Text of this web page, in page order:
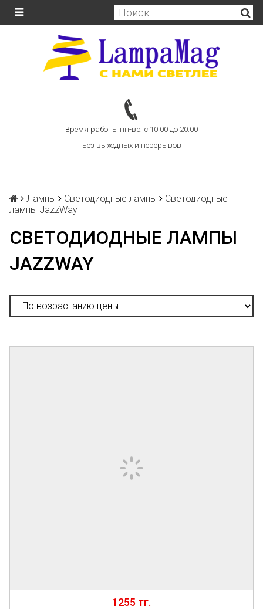
Время работы пн-вс: с 10.00 до 20.00
Без выходных и перерывов
Лампы Светодиодные лампы
Светодиодные
лампы JazzWay
СВЕТОДИОДНЫЕ ЛАМПЫ
JAZZWAY
1255 тг.